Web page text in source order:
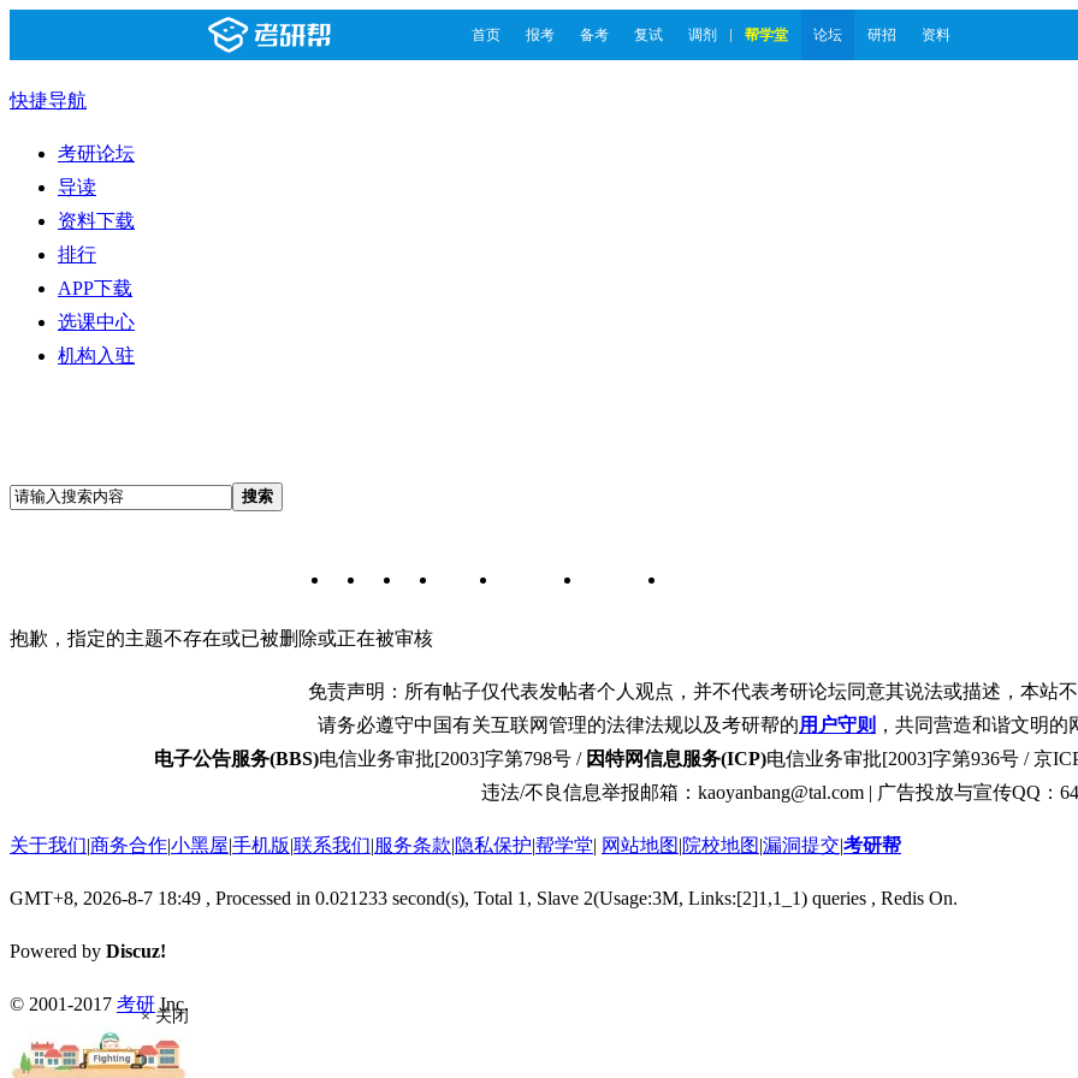
首页 报考 备考 复试 调剂 帮学堂 论坛 研招 资料
快捷导航
考研论坛
导读
资料下载
排行
APP下载
选课中心
机构入驻
搜索
抱歉，指定的主题不存在或已被删除或正在被审核
免责声明：所有帖子仅代表发帖者个人观点，并不代表考研论坛同意其说法或描述，本站
请务必遵守中国有关互联网管理的法律法规以及考研帮的用户守则 ，共同营造和谐文明
电子公告服务(BBS)电信业务审批[2003]字第798号 / 因特网信息服务(ICP)电信业务审批[2003]字第936号 / 京
违法/不良信息举报邮箱：kaoyanbang@tal.com | 广告投放与宣传QQ：
关于我们|商务合作|小黑屋|手机版|联系我们|服务条款|隐私保护|帮学堂| 网站地图|院校地图|漏洞提交|考研帮
GMT+8, 2026-8-7 18:49 , Processed in 0.021233 second(s), Total 1, Slave 2(Usage:3M, Links:[2]1,1_1) queries , Redis On.
Powered by Discuz!
© 2001-2017 考研Inc.
× 关闭